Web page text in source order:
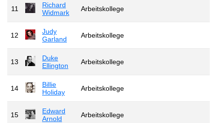
11
Richard
Widmark
Arbeitskollege
12
Judy
Garland
Arbeitskollege
13
Duke
Ellington
Arbeitskollege
14
Billie
Holiday
Arbeitskollege
15
Edward
Arnold
Arbeitskollege